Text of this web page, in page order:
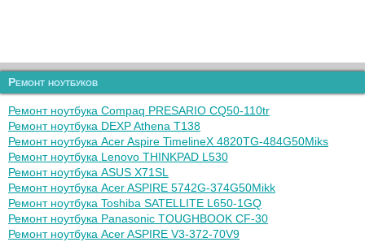
Ремонт ноутбуков
Ремонт ноутбука Compaq PRESARIO CQ50-110tr
Ремонт ноутбука DEXP Athena T138
Ремонт ноутбука Acer Aspire TimelineX 4820TG-484G50Miks
Ремонт ноутбука Lenovo THINKPAD L530
Ремонт ноутбука ASUS X71SL
Ремонт ноутбука Acer ASPIRE 5742G-374G50Mikk
Ремонт ноутбука Toshiba SATELLITE L650-1GQ
Ремонт ноутбука Panasonic TOUGHBOOK CF-30
Ремонт ноутбука Acer ASPIRE V3-372-70V9